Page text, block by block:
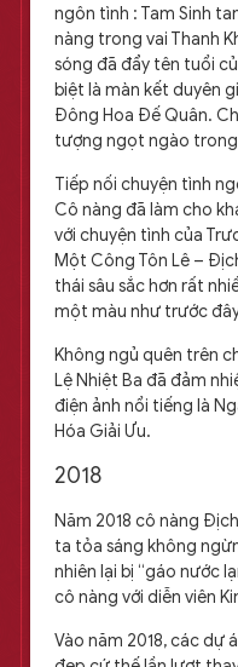
ngôn tình : Tam Sinh
nàng trong vai Thanh
sóng đã đẩy tên tuổi
biệt là màn kết duyên
Đông Hoa Đế Quân.
tượng ngọt ngào trong
Tiếp nối chuyện tình
Cô nàng đã làm cho
với chuyện tình của
Một Công Tôn Lê –
thái sâu sắc hơn rất
một màu như trước
Không ngủ quên trên
Lệ Nhiệt Ba đã đảm
điện ảnh nổi tiếng là
Hóa Giải Ưu.
2018
Năm 2018 cô nàng
ta tỏa sáng không
nhiên lại bị “gáo nước
cô nàng với diễn viên
Vào năm 2018, các dự